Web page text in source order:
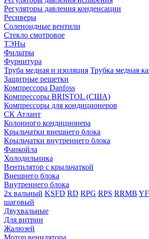
Регуляторы давления конденсации
Ресиверы
Соленоидные вентили
Стекло смотровое
ТЭНы
Фильтры
Фурнитура
Труба медная и изоляция Трубка медная
Защитные решетки
Компрессора Danfoss
Компрессоры BRISTOL (США)
Компрессоры для кондиционеров
СК Атлант
Колонного кондиционера
Крыльчатки внешнего блока
Крыльчатки внутреннего блока
Фанкойла
Холодильника
Вентилятор с крыльчаткой
Внешнего блока
Внутреннего блока
2х вальный KSFD RD RPG RPS RRMB YF
шаговый
Двухвальные
Для витрин
Жалюзей
Мотор венилятора